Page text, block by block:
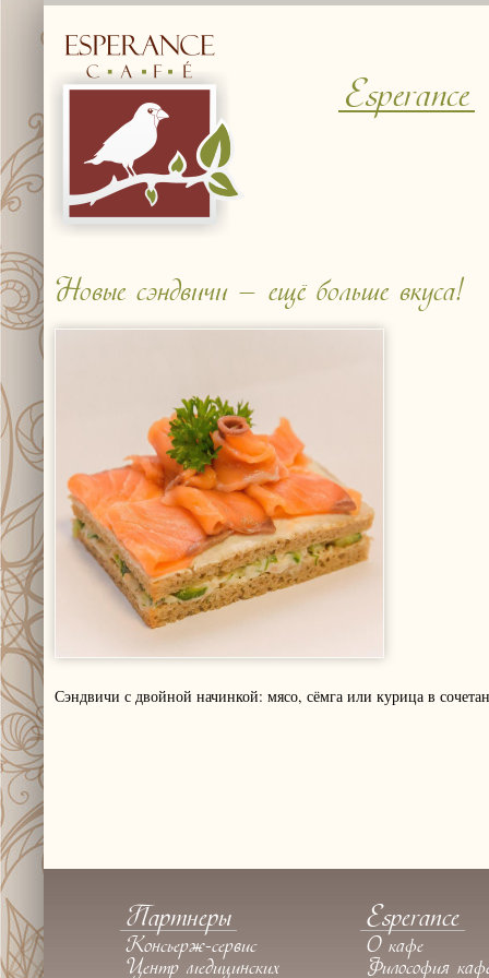
Esperance
Новые сэндвичи – ещё больше вкуса!
Сэндвичи с двойной начинкой: мясо, сёмга или курица в
Партнеры
Консьерж-сервис
Центр медицинских
Esperance
О кафе
Философия